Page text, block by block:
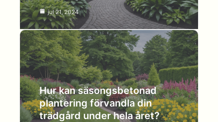
jul 21, 2024
Hur kan säsongsbetonad
plantering förvandla din
trädgård under hela året?